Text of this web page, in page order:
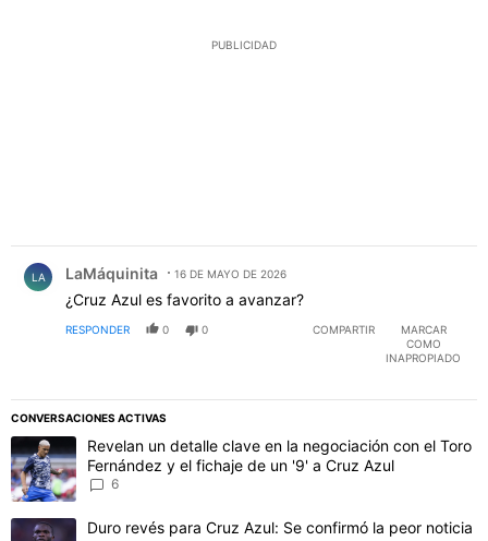
PUBLICIDAD
LA LaMáquinita 16 DE MAYO DE 2026
¿Cruz Azul es favorito a avanzar?
RESPONDER 0 0 COMPARTIR
MARCAR
COMO
INAPROPIADO
CONVERSACIONES ACTIVAS
Este listado muestra los artículos con más comentarios en los
Un artículo de tendencia con el título "Revelan un detalle clave
Revelan un detalle clave en la negociación con el Toro
Fernández y el fichaje de un '9' a Cruz Azul
6
Un artículo de tendencia con el título "Duro revés para Cruz Azul:
Duro revés para Cruz Azul: Se confirmó la peor noticia